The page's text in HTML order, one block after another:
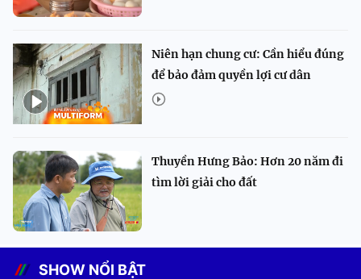
Niên hạn chung cư: Cần hiểu đúng
để bảo đảm quyền lợi cư dân
Thuyền Hưng Bảo: Hơn 20 năm đi
tìm lời giải cho đất
SHOW NỔI BẬT